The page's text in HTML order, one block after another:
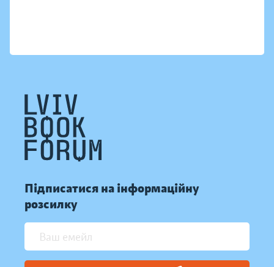
Підписатися на інформаційну
розсилку